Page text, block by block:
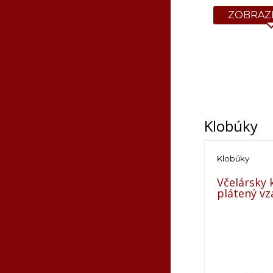
Veľkosť
Klobúky
Klobúky
Včelársky
plátený